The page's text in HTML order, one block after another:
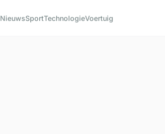
NieuwsSportTechnologieVoertuig